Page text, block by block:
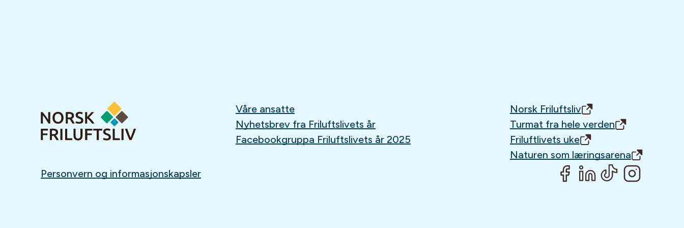
Våre ansatte
Nyhetsbrev fra Friluftslivets år
Facebookgruppa Friluftslivets år 2025
Norsk Friluftsliv
Turmat fra hele verden
Friluftlivets uke
Naturen som læringsarena
Personvern og informasjonskapsler